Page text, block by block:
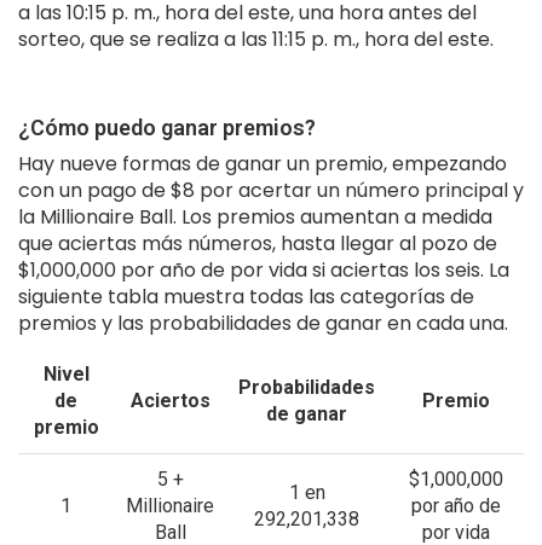
a las 10:15 p. m., hora del este, una hora antes del
sorteo, que se realiza a las 11:15 p. m., hora del este.
¿Cómo puedo ganar premios?
Hay nueve formas de ganar un premio, empezando
con un pago de $8 por acertar un número principal y
la Millionaire Ball. Los premios aumentan a medida
que aciertas más números, hasta llegar al pozo de
$1,000,000 por año de por vida si aciertas los seis. La
siguiente tabla muestra todas las categorías de
premios y las probabilidades de ganar en cada una.
Nivel
de
premio
Aciertos
Probabilidades
de ganar
Premio
1
5 +
Millionaire
Ball
1 en
292,201,338
$1,000,000
por año de
por vida